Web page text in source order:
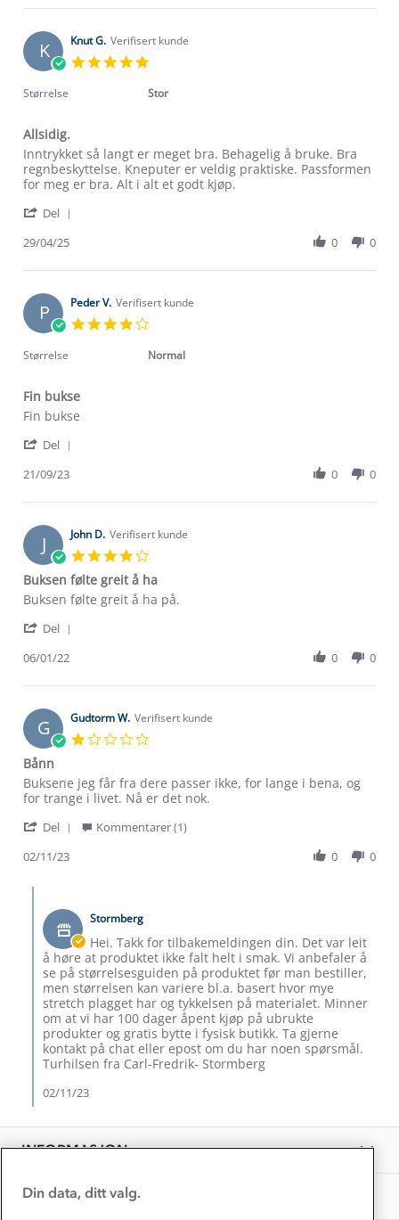
19
2025
May-
C.
on
19
K Knut G. Verifisert kunde
rating
Størrelse Stor
Allsidig.
Review
by
Knut
on
Apr
review
stating
Allsidig.
Inntrykket så langt er meget bra. Behagelig å bruke. Bra
regnbeskyttelse. Kneputer er veldig praktiske. Passformen
for meg er bra. Alt i alt et godt kjøp.
Del
Knut
on
29
Apr
29/04/25 0 0
P Peder V. Verifisert kunde
rating
Størrelse Normal
Fin bukse
Review
Peder
on
Sep
review
Fin
Fin bukse
Del
Peder
on
21
Sep
2023
21/09/23 0 0
J John D. Verifisert kunde
rating
Buksen følte greit å ha
Review
John
on
Jan
review
Buksen
greit
ha
Buksen følte greit å ha på.
Del
John
on
6
Jan
06/01/22 0 0
G Gudtorm W. Verifisert kunde
Bånn
Review
by
W.
2
2023
review
stating
Buksene jeg får fra dere passer ikke, for lange i bena, og
for trange i livet. Nå er det nok.
Del
on
2
Nov
2023
Kommentarer (1)
02/11/23
0 0
Butikkeier
on
Review
by
Gudtorm
W.
on
Nov
2023
Stormberg
Hei. Takk for tilbakemeldingen din. Det var leit
å høre at produktet ikke falt helt i smak. Vi anbefaler å
se på størrelsesguiden på produktet før man bestiller,
men størrelsen kan variere bl.a. basert hvor mye
stretch plagget har og tykkelsen på materialet. Minner
om at vi har 100 dager åpent kjøp på ubrukte
produkter og gratis bytte i fysisk butikk. Ta gjerne
kontakt på chat eller epost om du har noen spørsmål.
Turhilsen fra Carl-Fredrik- Stormberg
02/11/23
INFORMASJON
Kundeservice
Kontakt oss
Konkurransevinnere
Kundeklubb
Våre butikker
Bedrift, barnehage og SFO
Presse
OM OSS
Om Stormberg
Verdigrunnlag
Etisk handel
Dyreetikk
1% til samfunnet
Inkludering
Materialer
Personvern
Samarbeide med oss?
Alt du trenger til Norgesferien
Dette trenger du til barnehagen
Gravidklær
Hvordan velge riktig turtøy?
Store størrelser
Turmat oppskrifter
Norgesferie 🇳🇴
Få turinspirasjon og tips her⛰
Overnatte utendørs⛺
Leirskole 🥾
Din data, ditt valg.